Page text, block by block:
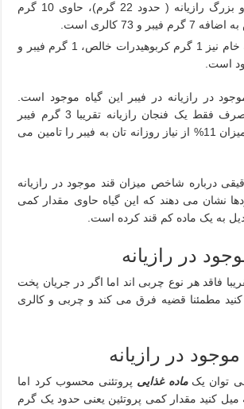
یک عدد پیاز خام و بزرگ رازیانه ( حدود 22 گرم)، حاوی 10 گرم
و 73 کالری است.
در 28 گرم رازیانه خام نیز 1 گرم کربوهیدرات خالص، 1 گرم فیبر و
در رازیانه در فیبر این گیاه موجود است.
شما می توانید با مصرف فقط یک فنجان رازیانه تقریبا 3 گرم فیبر
دریافت کنید که این میزان 11% از نیاز روزانه تان به فیبر را تامین می
درباره شاخص میزان قند موجود در رازیانه
نشان می دهند که این گیاه حاوی مقدار کمی
به یک ماده کم قند کرده است.
در رازیانه
فاقد هر نوع چربی اند اما اگر در جریان پخت
کنید مطمئنا قضیه فرق می کند و چربی و کالری
در رازیانه
توان یک ماده غذایی پروتئنی محسوب کرد اما
میل کنید مقدار کمی پروتئین یعنی حدود یک گرم